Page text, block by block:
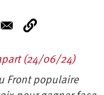
(24/06/24)
Front populaire